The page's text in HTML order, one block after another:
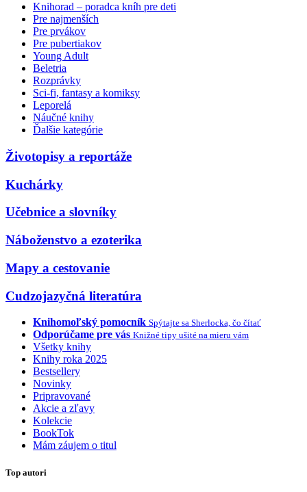
Knihorad – poradca kníh pre deti
Pre najmenších
Pre prvákov
Pre pubertiakov
Young Adult
Beletria
Rozprávky
Sci-fi, fantasy a komiksy
Leporelá
Náučné knihy
Ďalšie kategórie
Životopisy a reportáže
Kuchárky
Učebnice a slovníky
Náboženstvo a ezoterika
Mapy a cestovanie
Cudzojazyčná literatúra
Knihomoľský pomocník Spýtajte sa Sherlocka, čo čítať
Odporúčame pre vás Knižné tipy ušité na mieru vám
Všetky knihy
Knihy roka 2025
Bestsellery
Novinky
Pripravované
Akcie a zľavy
Kolekcie
BookTok
Mám záujem o titul
Top autori